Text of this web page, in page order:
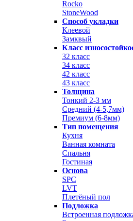
Rocko
StoneWood
Способ укладки
Клеевой
Замквый
Класс
32 класс
34 класс
42 класс
43 класс
Толщина
Тонкий 2-3 мм
Средний (4-5,7мм)
Премиум (6-8мм)
Тип помещения
Кухня
Ванная комната
Спальня
Гостиная
Основа
SPC
LVT
Плетёный пол
Подложка
Встроенная